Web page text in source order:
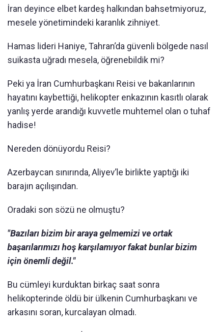
İran deyince elbet kardeş halkından bahsetmiyoruz,
mesele yönetimindeki karanlık zihniyet.
Hamas lideri Haniye, Tahran’da güvenli bölgede nasıl
suikasta uğradı mesela, öğrenebildik mi?
Peki ya İran Cumhurbaşkanı Reisi ve bakanlarının
hayatını kaybettiği, helikopter enkazının kasıtlı olarak
yanlış yerde arandığı kuvvetle muhtemel olan o tuhaf
hadise!
Nereden dönüyordu Reisi?
Azerbaycan sınırında, Aliyev’le birlikte yaptığı iki
barajın açılışından.
Oradaki son sözü ne olmuştu?
"Bazıları bizim bir araya gelmemizi ve ortak
başarılarımızı hoş karşılamıyor fakat bunlar bizim
için önemli değil."
Bu cümleyi kurduktan birkaç saat sonra
helikopterinde öldü bir ülkenin Cumhurbaşkanı ve
arkasını soran, kurcalayan olmadı.